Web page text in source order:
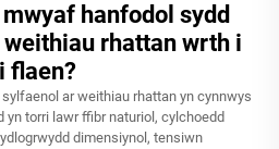
hanfodol sydd
rhattan wrth i
flaen?
ar weithiau rhattan yn cynnwys
yn torri lawr ffibr naturiol, cylchoedd
dimensiynol, tensiwn